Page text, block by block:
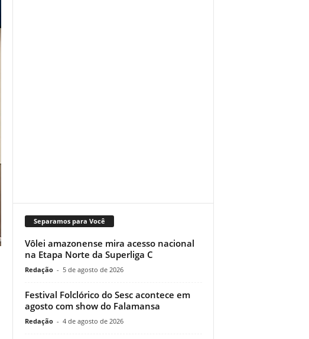
Separamos para Você
Vôlei amazonense mira acesso nacional
na Etapa Norte da Superliga C
Redação - 5 de agosto de 2026
Festival Folclórico do Sesc acontece em
agosto com show do Falamansa
Redação - 4 de agosto de 2026